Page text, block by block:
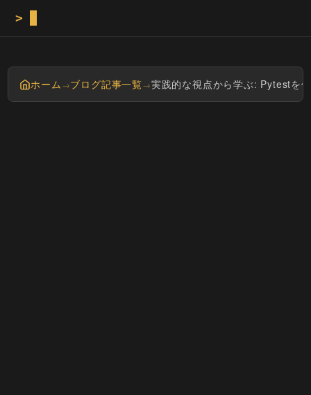
>
ホーム→ブログ記事一覧→実践的な視点から学ぶ: Pytestを